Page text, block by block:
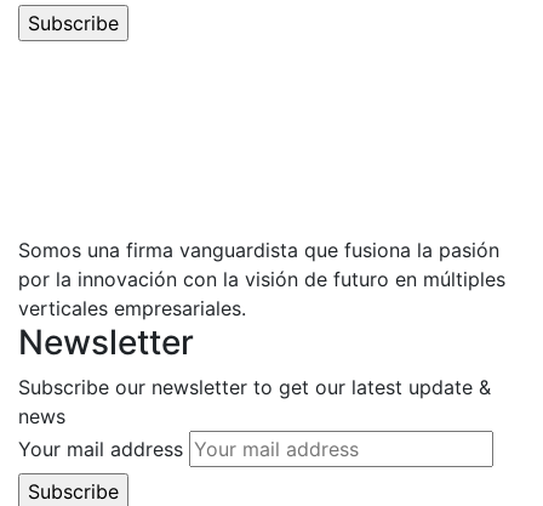
Somos una firma vanguardista que fusiona la pasión
por la innovación con la visión de futuro en múltiples
verticales empresariales.
Newsletter
Subscribe our newsletter to get our latest update &
news
Your mail address